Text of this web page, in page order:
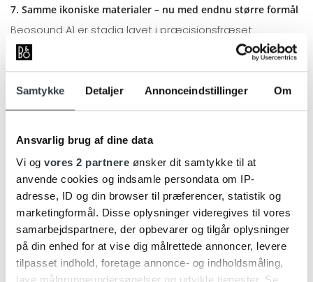
Samtykke Detaljer Annonceindstillinger Om
Ansvarlig brug af dine data
Vi og vores 2 partnere ønsker dit samtykke til at
anvende cookies og indsamle persondata om IP-
adresse, ID og din browser til præferencer, statistik og
marketingformål. Disse oplysninger videregives til vores
samarbejdspartnere, der opbevarer og tilgår oplysninger
på din enhed for at vise dig målrettede annoncer, levere
tilpasset indhold, foretage annonce- og indholdsmåling,
lave målgruppeundersøgelser og udvikle tjenester. Se
7. Samme ikoniske materialer – nu med endnu større formål
Beosound A1 er stadig lavet i præcisionsfræset
aluminium og føles som et lille stykke designkunst. Det
nye fokus på reparation og ansvarlig produktion betyder
planeten.
Kort opsummering: 2nd vs. 3rd Gen
FUNKTION
2ND GEN
3RD GEN
Batteritid
Op til 18
timer
Op til 24 timer
Bas-SPL
62 dB
64 dB
Cradle to Cradle-
certificering
Nej
Ja (Bronze)
Udskifteligt batteri
Nej
Ja (via B&O Store)